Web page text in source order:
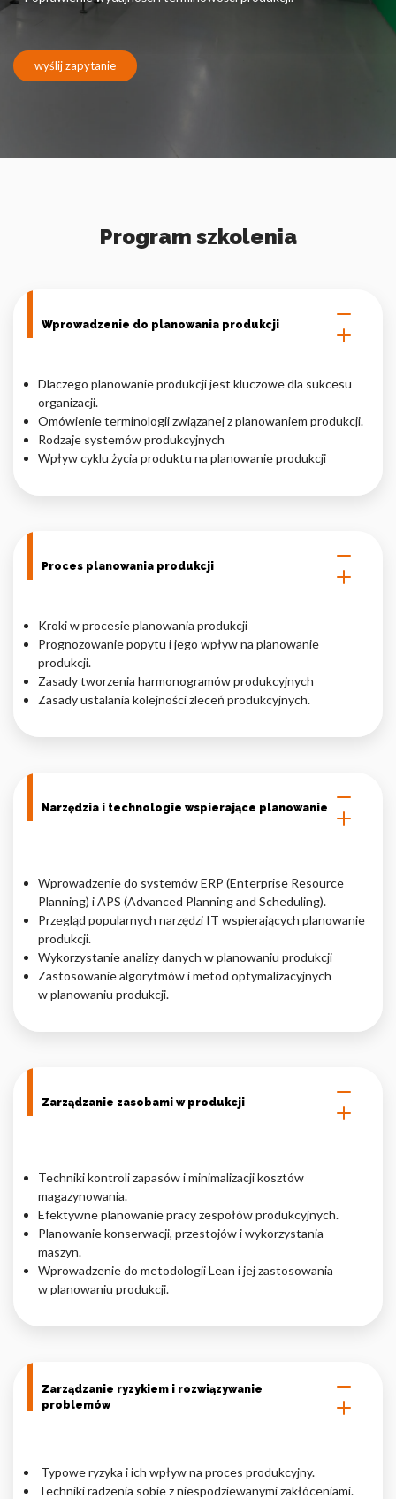
wyślij zapytanie
Program szkolenia
Wprowadzenie do planowania produkcji
Dlaczego planowanie produkcji jest kluczowe dla sukcesu
organizacji.
Omówienie terminologii związanej z planowaniem produkcji.
Rodzaje systemów produkcyjnych
Wpływ cyklu życia produktu na planowanie produkcji
Proces planowania produkcji
Kroki w procesie planowania produkcji
Prognozowanie popytu i jego wpływ na planowanie
produkcji.
Zasady tworzenia harmonogramów produkcyjnych
Zasady ustalania kolejności zleceń produkcyjnych.
Narzędzia i technologie wspierające planowanie
Wprowadzenie do systemów ERP (Enterprise Resource
Planning) i APS (Advanced Planning and Scheduling).
Przegląd popularnych narzędzi IT wspierających planowanie
produkcji.
Wykorzystanie analizy danych w planowaniu produkcji
Zastosowanie algorytmów i metod optymalizacyjnych
w planowaniu produkcji.
Zarządzanie zasobami w produkcji
Techniki kontroli zapasów i minimalizacji kosztów
magazynowania.
Efektywne planowanie pracy zespołów produkcyjnych.
Planowanie konserwacji, przestojów i wykorzystania
maszyn.
Wprowadzenie do metodologii Lean i jej zastosowania
w planowaniu produkcji.
Zarządzanie ryzykiem i rozwiązywanie
problemów
Typowe ryzyka i ich wpływ na proces produkcyjny.
Techniki radzenia sobie z niespodziewanymi zakłóceniami.
zapamiętanie informacji, które zmieniają wygląd lub
którym znajduje się użytkownik.
Marketing
użytkowników na stronach internetowych. Celem jest
poszczególnych użytkowników i tym samym bardziej cenne dla
wydawców i reklamodawców strony trzeciej.
Nieklasyfikowane
Nieklasyfikowane pliki cookie, to pliki, które są w procesie
klasyfikowania, wraz z dostawcami poszczególnych ciasteczek.
Odrzuć
Akceptuj wszystko